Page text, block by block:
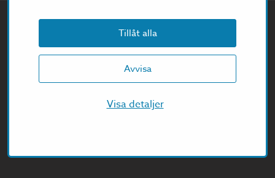
Tillåt alla
Avvisa
Visa detaljer